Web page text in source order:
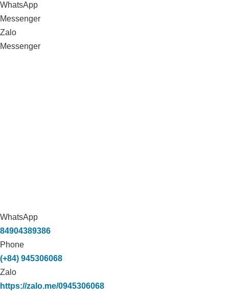
WhatsApp
Messenger
Zalo
Messenger
WhatsApp
84904389386
Phone
(+84) 945306068
Zalo
https://zalo.me/0945306068